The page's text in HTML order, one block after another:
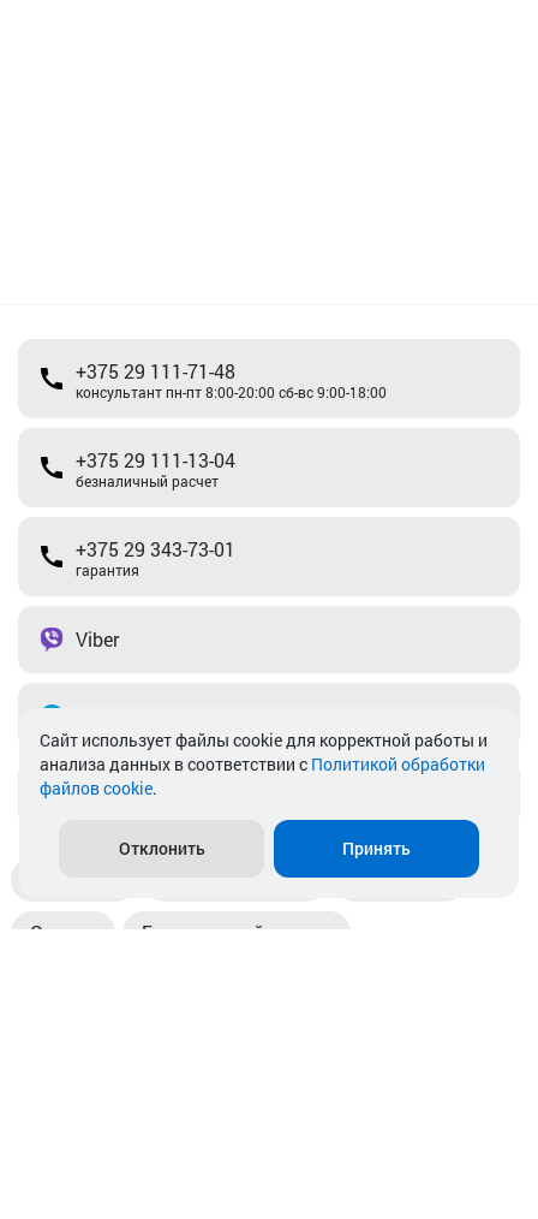
+375 29 111-71-48
консультант пн-пт 8:00-20:00 сб-вс 9:00-18:00
+375 29 111-13-04
безналичный расчет
+375 29 343-73-01
гарантия
Viber
info@akkamulik.by
Пункты выдачи Магазины
Оплата Безналичный расчет
Cайт использует файлы cookie для корректной работы и
анализа данных в соответствии с Политикой обработки
файлов cookie.
Отклонить Принять